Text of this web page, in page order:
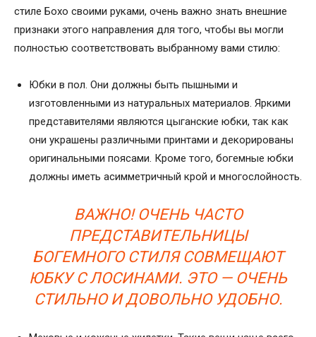
стиле Бохо своими руками, очень важно знать внешние
признаки этого направления для того, чтобы вы могли
полностью соответствовать выбранному вами стилю:
Юбки в пол. Они должны быть пышными и
изготовленными из натуральных материалов. Яркими
представителями являются цыганские юбки, так как
они украшены различными принтами и декорированы
оригинальными поясами. Кроме того, богемные юбки
должны иметь асимметричный крой и многослойность.
ВАЖНО! ОЧЕНЬ ЧАСТО
ПРЕДСТАВИТЕЛЬНИЦЫ
БОГЕМНОГО СТИЛЯ СОВМЕЩАЮТ
ЮБКУ С ЛОСИНАМИ. ЭТО — ОЧЕНЬ
СТИЛЬНО И ДОВОЛЬНО УДОБНО.